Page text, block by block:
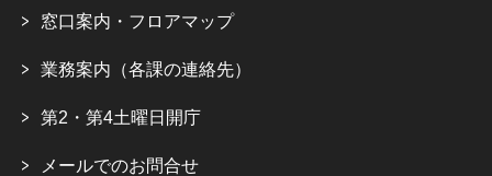
窓口案内・フロアマップ
業務案内（各課の連絡先）
第2・第4土曜日開庁
メールでのお問合せ